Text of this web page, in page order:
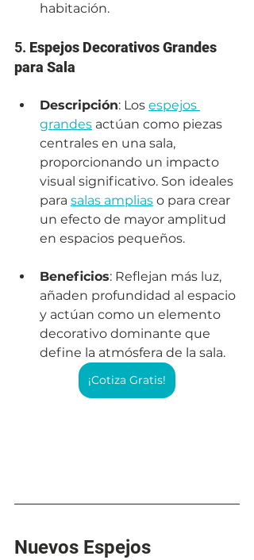
habitación.
5. Espejos Decorativos Grandes
para Sala
Descripción: Los espejos
grandes actúan como piezas
centrales en una sala,
proporcionando un impacto
visual significativo. Son ideales
para salas amplias o para crear
un efecto de mayor amplitud
en espacios pequeños.
Beneficios: Reflejan más luz,
añaden profundidad al espacio
y actúan como un elemento
decorativo dominante que
define la atmósfera de la sala.
¡Cotiza Gratis!
Nuevos Espejos